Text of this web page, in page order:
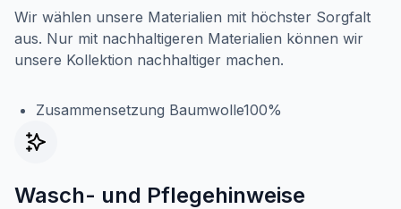
Wir wählen unsere Materialien mit höchster Sorgfalt
aus. Nur mit nachhaltigeren Materialien können wir
unsere Kollektion nachhaltiger machen.
Zusammensetzung Baumwolle100%
Wasch- und Pflegehinweise